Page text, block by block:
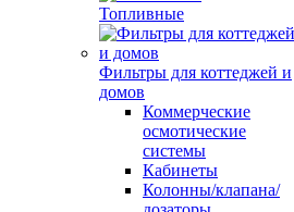
Топливные
Фильтры для коттеджей и
домов
Коммерческие
осмотические
системы
Кабинеты
Колонны/клапана/